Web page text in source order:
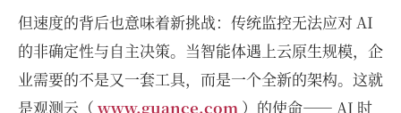
但速度的背后也意味着新挑战：传统监控无法应对 AI
的非确定性与自主决策。当智能体遇上云原生规模，企
业需要的不是又一套工具，而是一个全新的架构。这就
是观测云（ www.guance.com ）的使命—— AI 时